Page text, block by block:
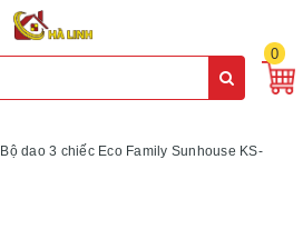
0
Bộ dao 3 chiếc Eco Family Sunhouse KS-